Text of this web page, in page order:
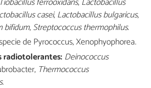
casei,Lactobacillus bulgaricus,
bifidum,Streptococcus thermophilus.
de Pyrococcus, Xenophyophorea.
radiotolerantes: Deinococcus
Thermococcus
.